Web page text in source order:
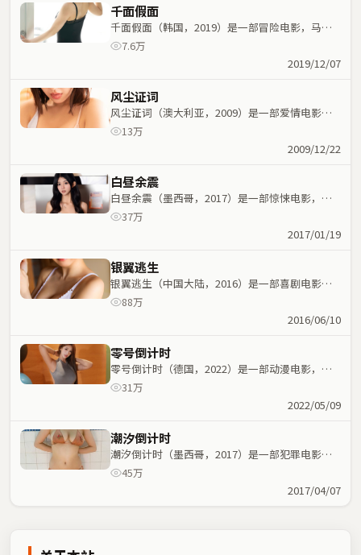
千面假面
千面假面（韩国，2019）是一部冒险电影，马丁
·斯科塞斯执导，木村拓哉、古天乐等主演；冒险
7.6万
2019/12/07
风尘证词
风尘证词（澳大利亚，2009）是一部爱情电影，
魏德圣执导，秦海璐、大鹏等主演；爱情元素与人
13万
2009/12/22
白昼余震
白昼余震（墨西哥，2017）是一部惊悚电影，韦
家辉执导，金敏喜、赵丽颖等主演；惊悚元素与人
37万
2017/01/19
银翼逃生
银翼逃生（中国大陆，2016）是一部喜剧电影，
阿方索·卡隆执导，宋康昊、章子怡等主演；喜剧
88万
2016/06/10
零号倒计时
零号倒计时（德国，2022）是一部动漫电影，杨
德昌执导，文淇、奥黛丽·塔图等主演；动漫元素
31万
2022/05/09
潮汐倒计时
潮汐倒计时（墨西哥，2017）是一部犯罪电影，
阿方索·卡隆执导，汤姆·哈迪、梁家辉等主演；
犯罪元素与人物命运紧密交织，节奏紧凑。
45万
2017/04/07